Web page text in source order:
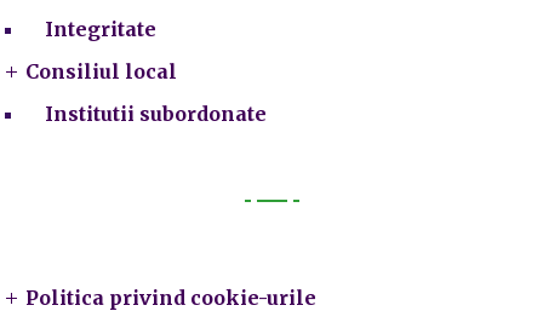
Integritate
Consiliul local
Institutii subordonate
Politica privind cookie-urile